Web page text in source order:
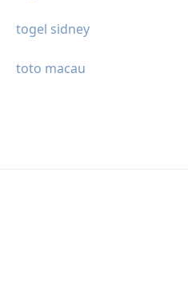
togel sidney
toto macau